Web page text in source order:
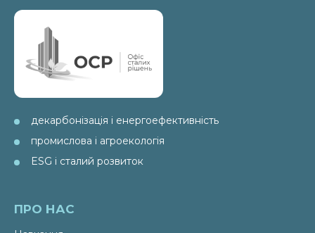
декарбонізація і енергоефективність
промислова і агроекологія
ESG і сталий розвиток
ПРО НАС